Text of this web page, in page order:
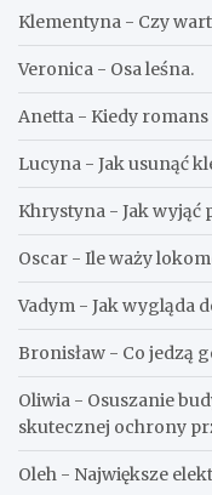
Klementyna - Czy
Veronica - Osa leśna.
Anetta - Kiedy romans
Lucyna - Jak usunąć
Khrystyna - Jak wyjąć
Oscar - Ile waży
Vadym - Jak wygląda
Bronisław - Co jedzą
Oliwia - Osuszanie
skutecznej ochrony
Oleh - Największe